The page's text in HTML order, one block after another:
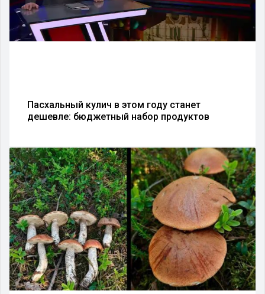
Пасхальный кулич в этом году станет
дешевле: бюджетный набор продуктов